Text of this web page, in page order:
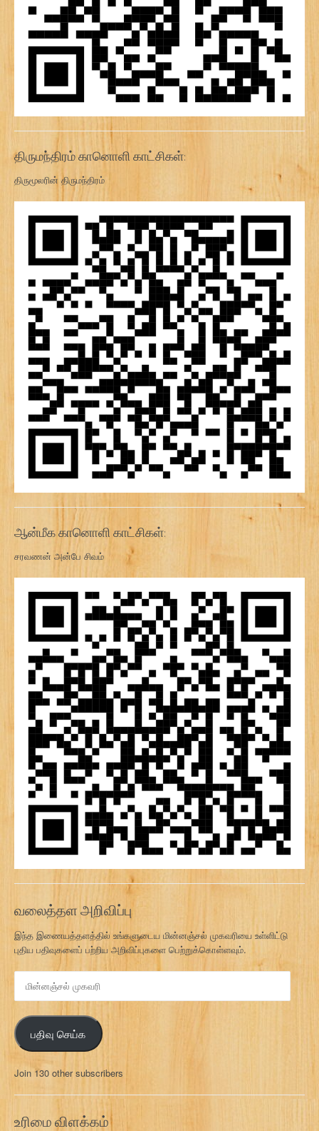
திருமந்திரம் கானொளி காட்சிகள்:
திருமூலரின் திருமந்திரம்
ஆன்மீக கானொளி காட்சிகள்:
சரவணன் அன்பே சிவம்
வலைத்தள அறிவிப்பு
இந்த இணையத்தளத்தில் உங்களுடைய மின்னஞ்சல் முகவரியை உள்ளிட்டு
புதிய பதிவுகளைப் பற்றிய அறிவிப்புகளை பெற்றுக்கொள்ளவும்.
ஞ்
ச
ல்
க
வ
பதிவு செய்க
Join 130 other subscribers
உரிமை விளக்கம்